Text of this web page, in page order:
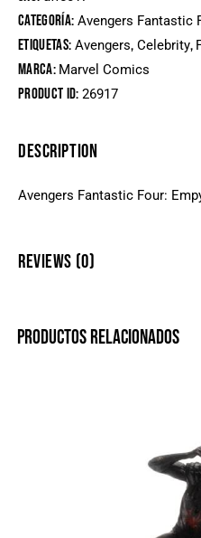
Categoría: Avengers Fantastic
Etiquetas: Avengers, Celebrity,
Marca: Marvel Comics
Product ID:26917
DESCRIPTION
Avengers Fantastic Four:
REVIEWS (0)
PRODUCTOS RELACIONADOS